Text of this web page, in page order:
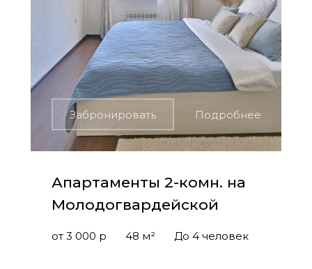
Апартаменты 2-комн. на
Молодогвардейской
от 3 000 р 48 м² До 4 человек
Подробнее
Забронировать